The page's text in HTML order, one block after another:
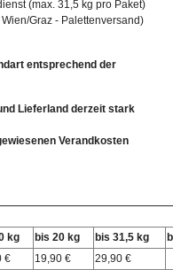
(max. 31,5 kg pro Paket)
Graz - Palettenversand)
entsprechend der
Lieferland derzeit stark
Verandkosten
kg bis 20 kg bis 31,5 kg
€ 19,90 €
29,90 €